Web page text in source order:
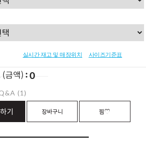
실시간 재고 및 매장위치 사이즈기준표
(금액) 0
기 장바구니 찜♡
(1)